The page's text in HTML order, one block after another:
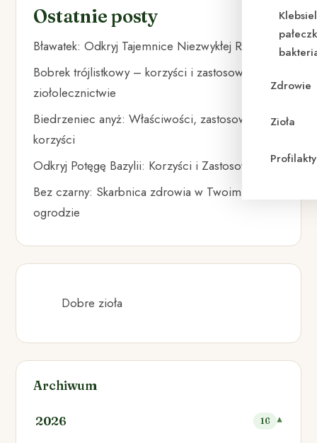
Zdrowie
Zioła
Ostatnie posty
Bławatek: Odkryj Tajemnice Niezwykłej Rośliny
Bobrek trójlistkowy – korzyści i zastosowanie w
ziołolecznictwie
Biedrzeniec anyż: Właściwości, zastosowania i
korzyści
Odkryj Potęgę Bazylii: Korzyści i Zastosowania
Bez czarny: Skarbnica zdrowia w Twoim
ogrodzie
Dobre zioła
Archiwum
2026 16